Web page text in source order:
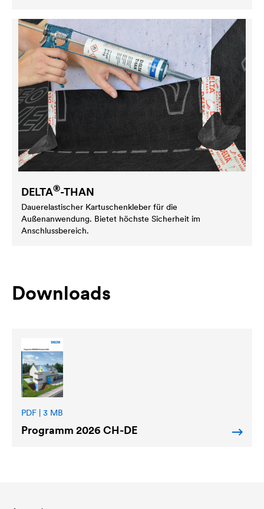
DELTA®-THAN
Dauerelastischer Kartuschenkleber für die
Außenanwendung. Bietet höchste Sicherheit im
Anschlussbereich.
Downloads
PDF | 3 MB
Programm 2026 CH-DE